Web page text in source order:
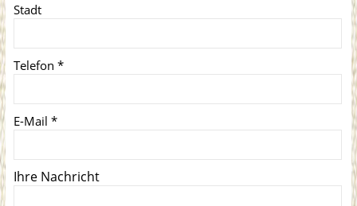
Stadt
Telefon *
E-Mail *
Ihre Nachricht